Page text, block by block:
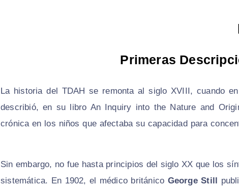
Primeras
La historia del TDAH se remonta al siglo XVIII, cuando
describió, en su libro An Inquiry into the Nature and
crónica en los niños que afectaba su capacidad para
Sin embargo, no fue hasta principios del siglo XX que los
sistemática. En 1902, el médico británico George Still